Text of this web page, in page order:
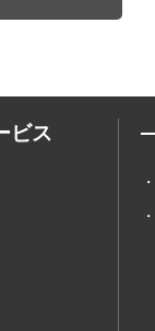
ビス